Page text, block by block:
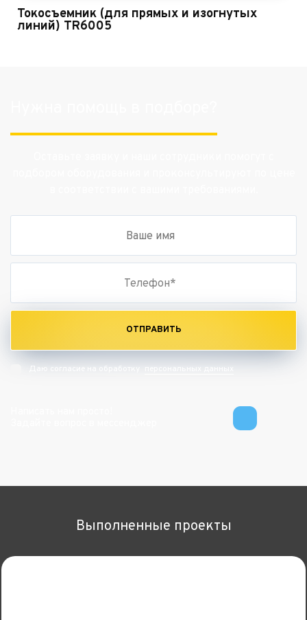
Токосъемник (для прямых и изогнутых
линий) TR6005
ОТПРАВИТЬ
Даю согласие на обработку персональных данных
Выполненные проекты